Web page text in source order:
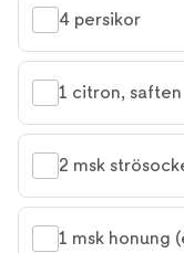
4 persikor
1 citron, saften
2 msk
1 msk honung